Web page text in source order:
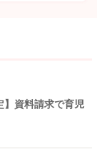
】資料請求で育児